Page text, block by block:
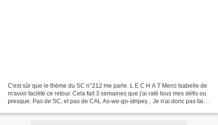
C'est sûr que le thème du SC n°212 me parle. L E C H A T Merci Isabelle de
m'avoir facilité ce retour. Cela fait 3 semaines que j'ai raté tous mes défis ou
presque. Pas de SC, et pas de CAL As-we-go-stripey... Je n'ai donc pas fait